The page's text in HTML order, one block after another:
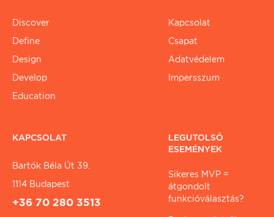
Discover
Define
Design
Develop
Education
Kapcsolat
Csapat
Adatvédelem
Impersszum
KAPCSOLAT
Bartók Béla Út 39.
1114 Budapest
+36 70 280 3513
LEGUTOLSÓ
ESEMÉNYEK
Sikeres MVP =
átgondolt
funkcióválasztás?